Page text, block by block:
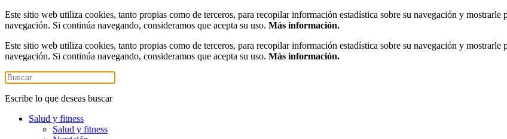
Este sitio web utiliza cookies, tanto propias como de terceros, para recopilar información estadística sobre su navegación y mostrarle
navegación. Si continúa navegando, consideramos que acepta su uso. Más información.
Este sitio web utiliza cookies, tanto propias como de terceros, para recopilar información estadística sobre su navegación y mostrarle
navegación. Si continúa navegando, consideramos que acepta su uso. Más información.
Escribe lo que deseas buscar
Salud y fitness
Salud y fitness